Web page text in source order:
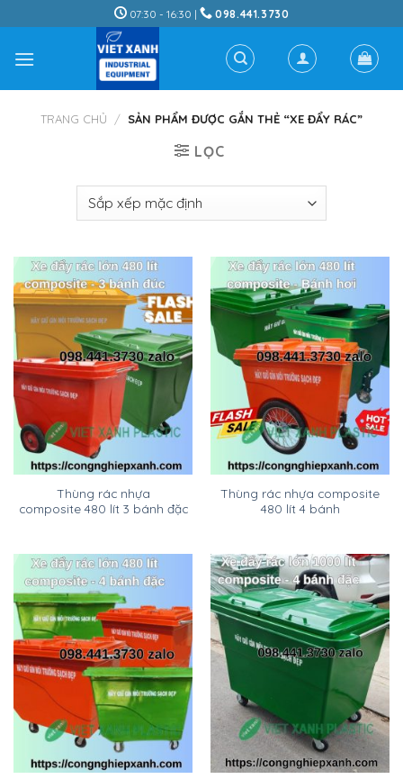
to
content
07:30 - 16:30 | 098.441.3730
TRANG CHỦ / SẢN PHẨM ĐƯỢC GẮN THẺ “XE ĐẨY RÁC”
LỌC
Thùng rác nhựa
composite 480 lít 3 bánh đặc
Thùng rác nhựa composite
480 lít 4 bánh